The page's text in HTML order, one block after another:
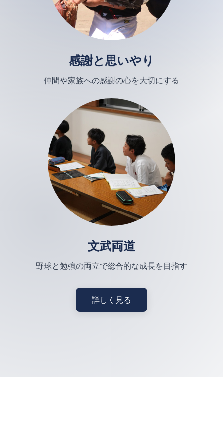
感謝と思いやり
仲間や家族への感謝の心を大切にする
文武両道
野球と勉強の両立で総合的な成長を目指す
詳しく見る